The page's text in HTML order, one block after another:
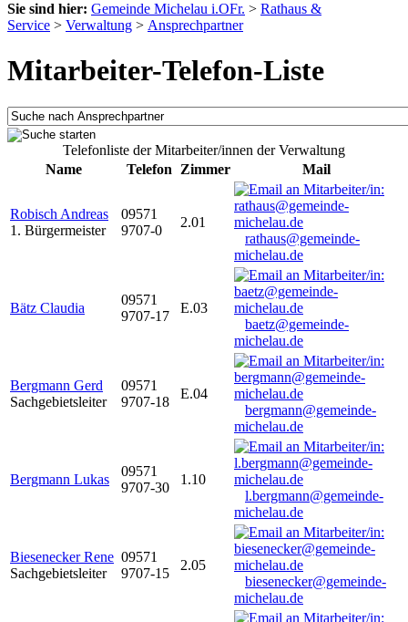
Sie sind hier: Gemeinde Michelau i.OFr. > Rathaus &
Service > Verwaltung > Ansprechpartner
Mitarbeiter-Telefon-Liste
Telefonliste der Mitarbeiter/innen der Verwaltung
Name
Telefon Zimmer Mail
Robisch Andreas
1. Bürgermeister
09571
9707-0
2.01
rathaus@gemeinde-
michelau.de
Bätz Claudia
09571
9707-17
E.03
baetz@gemeinde-
michelau.de
Bergmann Gerd
Sachgebietsleiter
09571
9707-18
E.04
bergmann@gemeinde-
michelau.de
Bergmann Lukas
09571
9707-30
1.10
l.bergmann@gemeinde-
michelau.de
Biesenecker Rene
Sachgebietsleiter
09571
9707-15
2.05
biesenecker@gemeinde-
michelau.de